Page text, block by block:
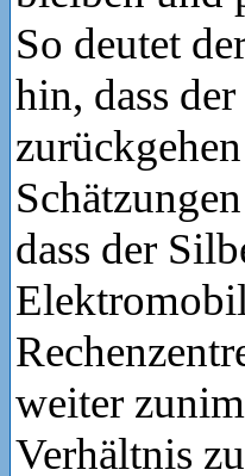
So deutet
hin, dass
dass der
weiter
Verhältnis